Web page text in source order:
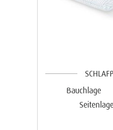
Bauchlage
Seitenlage